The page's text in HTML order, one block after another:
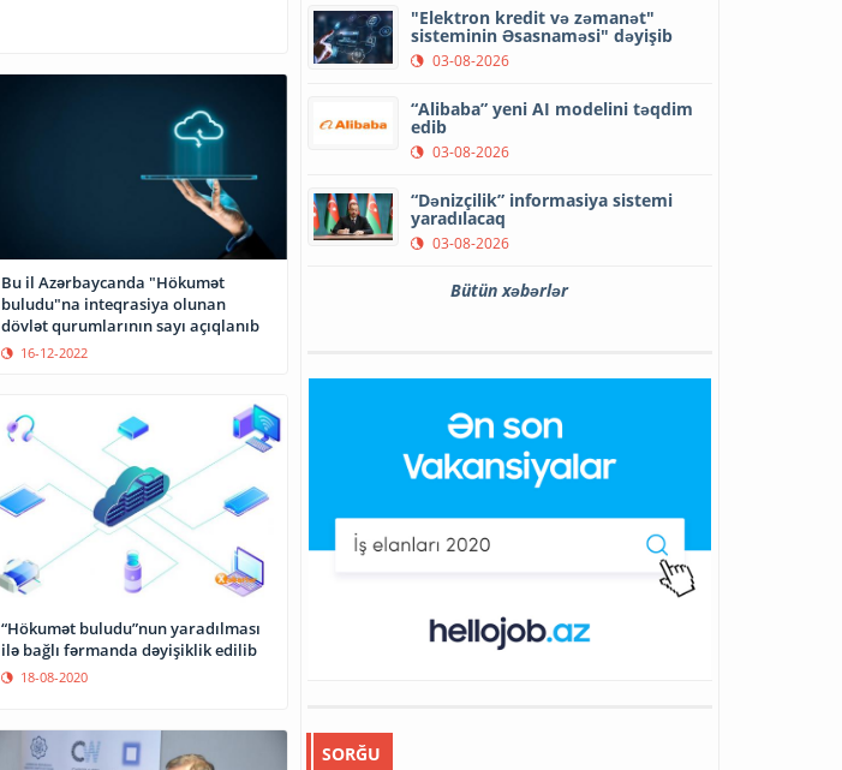
Bu il Azərbaycanda "Hökumət
buludu"na inteqrasiya olunan
dövlət qurumlarının sayı açıqlanıb
16-12-2022
“Hökumət buludu”nun yaradılması
ilə bağlı fərmanda dəyişiklik edilib
18-08-2020
"Elektron kredit və zəmanət"
sisteminin Əsasnaməsi" dəyişib
03-08-2026
“Alibaba” yeni AI modelini təqdim
edib
03-08-2026
“Dənizçilik” informasiya sistemi
yaradılacaq
03-08-2026
Bütün xəbərlər
SORĞU